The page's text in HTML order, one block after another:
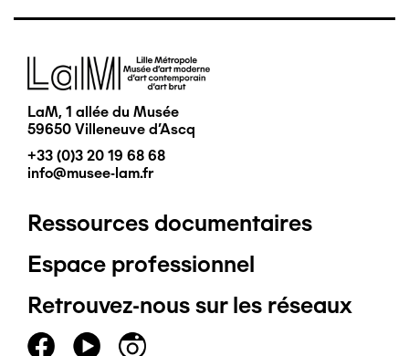
Image
LaM, 1 allée du Musée
59650 Villeneuve d'Ascq
+33 (0)3 20 19 68 68
info@musee-lam.fr
Pied
de
page
Ressources documentaires
Espace professionnel
Retrouvez-nous sur les réseaux